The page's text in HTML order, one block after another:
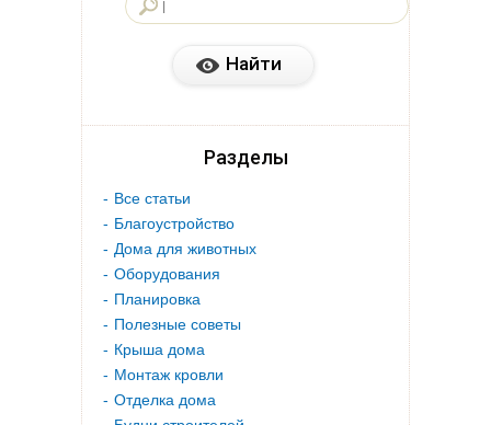
Разделы
Все статьи
Благоустройство
Дома для животных
Оборудования
Планировка
Полезные советы
Крыша дома
Монтаж кровли
Отделка дома